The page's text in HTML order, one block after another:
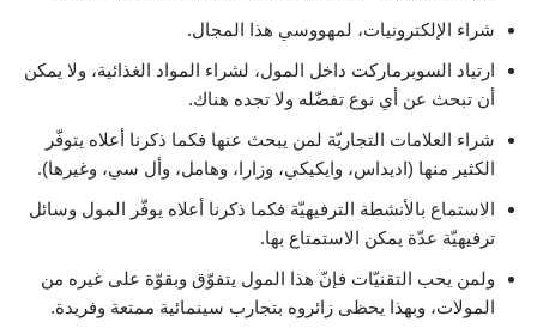
شراء الإلكترونيات، لمهووسي هذا المجال.
ارتياد السوبرماركت داخل المول، لشراء المواد الغذائية، ولا يمكن
أن تبحث عن أي نوع تفضّله ولا تجده هناك.
شراء العلامات التجاريّة لمن يبحث عنها فكما ذكرنا أعلاه يتوفّر
الكثير منها (اديداس، وايكيكي، وزارا، وهامل، وأل سي، وغيرها).
الاستماع بالأنشطة الترفيهيّة فكما ذكرنا أعلاه يوفّر المول وسائل
ترفيهيّة عدّة يمكن الاستمتاع بها.
ولمن يحب التقنيّات فإنّ هذا المول يتفوّق وبقوّة على غيره من
المولات، وبهذا يحظى زائروه بتجارب سينمائية ممتعة وفريدة.